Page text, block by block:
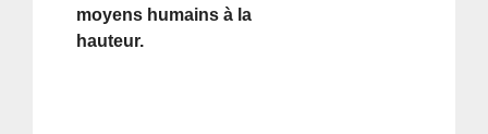
moyens humains à la
hauteur.